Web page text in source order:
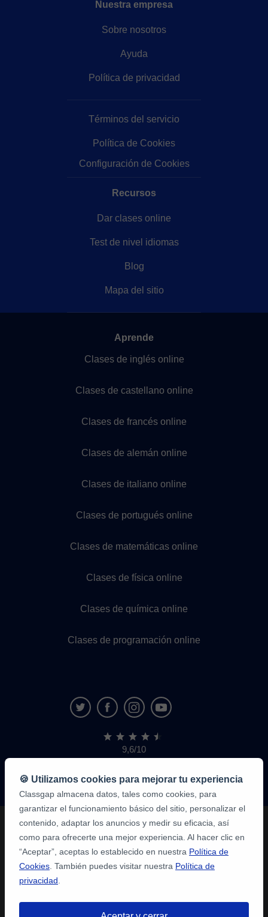
Nuestra empresa
Sobre nosotros
Ayuda
Política de privacidad
Términos del servicio
Política de Cookies
Configuración de Cookies
Recursos
Dar clases online
Test de nivel idiomas
Blog
Mapa del sitio
Aprende
Clases de inglés online
Clases de castellano online
Clases de francés online
Clases de alemán online
Clases de italiano online
Clases de portugués online
Clases de matemáticas online
Clases de física online
Clases de química online
Clases de programación online
9,6/10
1.339.284
de
alumnos
🍪 Utilizamos cookies para mejorar tu experiencia
Classgap almacena datos, tales como cookies, para
garantizar el funcionamiento básico del sitio, personalizar el
contenido, adaptar los anuncios y medir su eficacia, así
como para ofrecerte una mejor experiencia. Al hacer clic en
“Aceptar”, aceptas lo establecido en nuestra Política de
Cookies . También puedes visitar nuestra Política de
privacidad